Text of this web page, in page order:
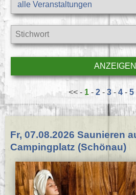
<< - 1- 2- 3- 4- 5
Fr, 07.08.2026 Saunieren
Campingplatz (Schönau)